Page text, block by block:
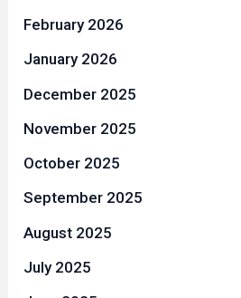
February 2026
January 2026
December 2025
November 2025
October 2025
September 2025
August 2025
July 2025